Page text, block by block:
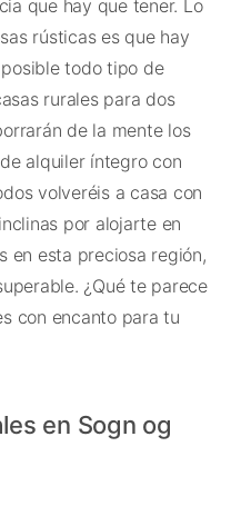
que hay que tener. Lo
rústicas es que hay
todo tipo de
rurales para dos
de la mente los
alquiler íntegro con
volveréis a casa con
por alojarte en
en esta preciosa región,
¿Qué te parece
con encanto para tu
en Sogn og